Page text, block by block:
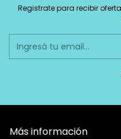
Registrate para recibir
Más información